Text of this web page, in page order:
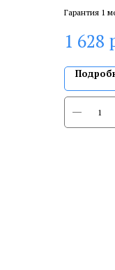
Гарантия 1
1 628